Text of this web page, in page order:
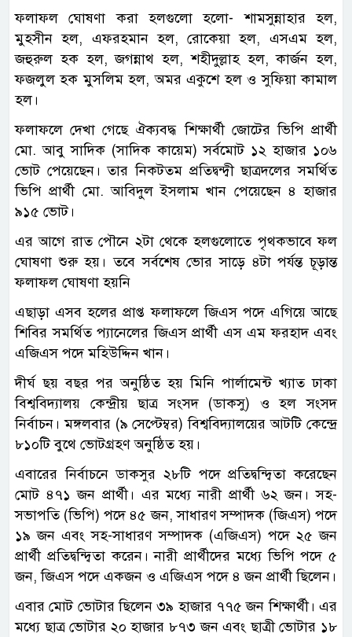
ফলাফল ঘোষণা করা হলগুলো হলো- শামসুন্নাহার হল,
মুহসীন হল, এফরহমান হল, রোকেয়া হল, এসএম হল,
জহুরুল হক হল, জগন্নাথ হল, শহীদুল্লাহ হল, কার্জন হল,
ফজলুল হক মুসলিম হল, অমর একুশে হল ও সুফিয়া কামাল
হল।
ফলাফলে দেখা গেছে ঐক্যবদ্ধ শিক্ষার্থী জোটের ভিপি প্রার্থী
মো. আবু সাদিক (সাদিক কায়েম) সর্বমোট ১২ হাজার ১০৬
ভোট পেয়েছেন। তার নিকটতম প্রতিদ্বন্দ্বী ছাত্রদলের সমর্থিত
ভিপি প্রার্থী মো. আবিদুল ইসলাম খান পেয়েছেন ৪ হাজার
৯১৫ ভোট।
এর আগে রাত পৌনে ২টা থেকে হলগুলোতে পৃথকভাবে ফল
ঘোষণা শুরু হয়। তবে সর্বশেষ ভোর সাড়ে ৪টা পর্যন্ত চূড়ান্ত
ফলাফল ঘোষণা হয়নি
এছাড়া এসব হলের প্রাপ্ত ফলাফলে জিএস পদে এগিয়ে আছে
শিবির সমর্থিত প্যানেলের জিএস প্রার্থী এস এম ফরহাদ এবং
এজিএস পদে মহিউদ্দিন খান।
দীর্ঘ ছয় বছর পর অনুষ্ঠিত হয় মিনি পার্লামেন্ট খ্যাত ঢাকা
বিশ্ববিদ্যালয় কেন্দ্রীয় ছাত্র সংসদ (ডাকসু) ও হল সংসদ
নির্বাচন। মঙ্গলবার (৯ সেপ্টেম্বর) বিশ্ববিদ্যালয়ের আটটি কেন্দ্রে
৮১০টি বুথে ভোটগ্রহণ অনুষ্ঠিত হয়।
এবারের নির্বাচনে ডাকসুর ২৮টি পদে প্রতিদ্বন্দ্বিতা করেছেন
মোট ৪৭১ জন প্রার্থী। এর মধ্যে নারী প্রার্থী ৬২ জন। সহ-
সভাপতি (ভিপি) পদে ৪৫ জন, সাধারণ সম্পাদক (জিএস) পদে
১৯ জন এবং সহ-সাধারণ সম্পাদক (এজিএস) পদে ২৫ জন
প্রার্থী প্রতিদ্বন্দ্বিতা করেন। নারী প্রার্থীদের মধ্যে ভিপি পদে ৫
জন, জিএস পদে একজন ও এজিএস পদে ৪ জন প্রার্থী ছিলেন।
এবার মোট ভোটার ছিলেন ৩৯ হাজার ৭৭৫ জন শিক্ষার্থী। এর
মধ্যে ছাত্র ভোটার ২০ হাজার ৮৭৩ জন এবং ছাত্রী ভোটার ১৮